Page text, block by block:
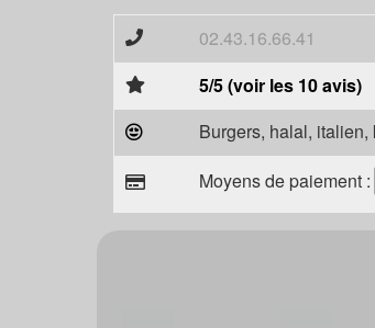
02.43.16.66.41
5/5 (voir les 10 avis)
Burgers, halal,
Moyens de paiement :